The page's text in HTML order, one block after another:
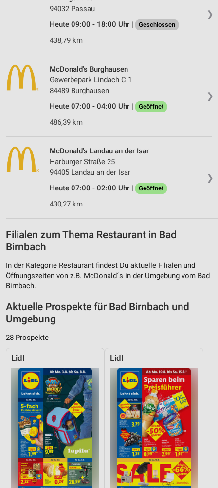
❯
94032 Passau
Heute 09:00 - 18:00 Uhr |
Geschlossen
438,79 km
❯
McDonald's Burghausen
Gewerbepark Lindach C 1
84489 Burghausen
Heute 07:00 - 04:00 Uhr |
Geöffnet
486,39 km
❯
McDonald's Landau an der Isar
Harburger Straße 25
94405 Landau an der Isar
Heute 07:00 - 02:00 Uhr |
Geöffnet
430,27 km
Filialen zum Thema Restaurant in Bad
Birnbach
In der Kategorie Restaurant findest Du aktuelle Filialen und
Öffnungszeiten von z.B. McDonald´s in der Umgebung vom Bad
Birnbach.
Aktuelle Prospekte für Bad Birnbach und
Umgebung
28 Prospekte
Lidl Lidl